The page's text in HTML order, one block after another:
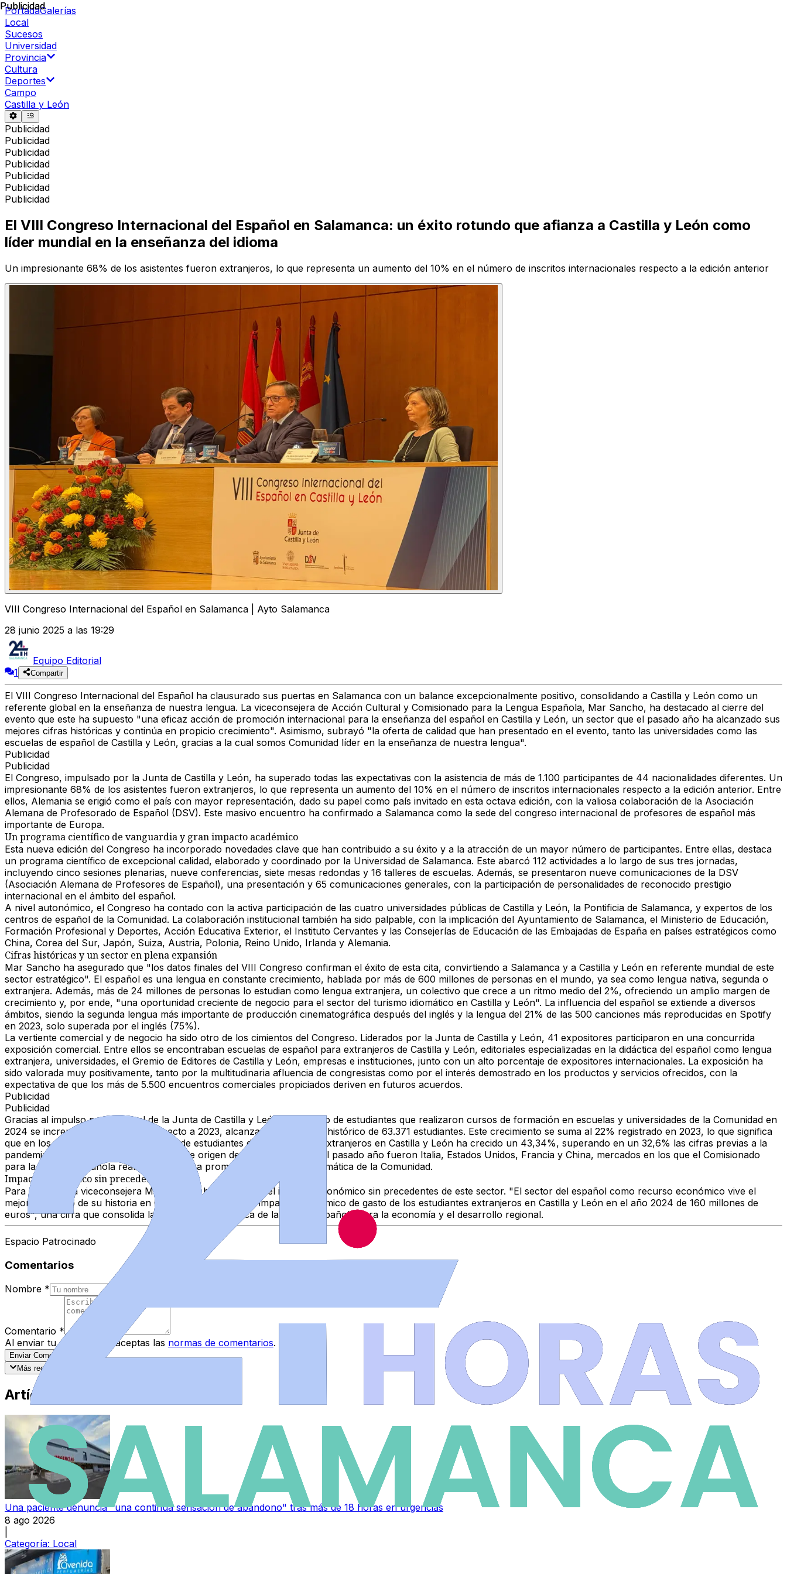
PortadaGalerías
Local
Sucesos
Universidad
Provincia
Cultura
Deportes
Campo
Castilla y León
Publicidad
Publicidad
Publicidad
Publicidad
Publicidad
Publicidad
Publicidad
Publicidad
El VIII Congreso Internacional del Español en Salamanca: un éxito rotundo que afianza a Castilla y León como
líder mundial en la enseñanza del idioma
Un impresionante 68% de los asistentes fueron extranjeros, lo que representa un aumento del 10% en el número de inscritos internacionales respecto a la edición anterior
VIII Congreso Internacional del Español en Salamanca | Ayto Salamanca
28 junio 2025 a las 19:29
Equipo Editorial
1
Compartir
El VIII Congreso Internacional del Español ha clausurado sus puertas en Salamanca con un balance excepcionalmente positivo, consolidando a Castilla y León como un
referente global en la enseñanza de nuestra lengua. La viceconsejera de Acción Cultural y Comisionado para la Lengua Española, Mar Sancho, ha destacado al cierre del
evento que este ha supuesto "una eficaz acción de promoción internacional para la enseñanza del español en Castilla y León, un sector que el pasado año ha alcanzado sus
mejores cifras históricas y continúa en propicio crecimiento". Asimismo, subrayó "la oferta de calidad que han presentado en el evento, tanto las universidades como las
escuelas de español de Castilla y León, gracias a la cual somos Comunidad líder en la enseñanza de nuestra lengua".
Publicidad
Publicidad
El Congreso, impulsado por la Junta de Castilla y León, ha superado todas las expectativas con la asistencia de más de 1.100 participantes de 44 nacionalidades diferentes. Un
impresionante 68% de los asistentes fueron extranjeros, lo que representa un aumento del 10% en el número de inscritos internacionales respecto a la edición anterior. Entre
ellos, Alemania se erigió como el país con mayor representación, dado su papel como país invitado en esta octava edición, con la valiosa colaboración de la Asociación
Alemana de Profesorado de Español (DSV). Este masivo encuentro ha confirmado a Salamanca como la sede del congreso internacional de profesores de español más
importante de Europa.
Un programa científico de vanguardia y gran impacto académico
Esta nueva edición del Congreso ha incorporado novedades clave que han contribuido a su éxito y a la atracción de un mayor número de participantes. Entre ellas, destaca
un programa científico de excepcional calidad, elaborado y coordinado por la Universidad de Salamanca. Este abarcó 112 actividades a lo largo de sus tres jornadas,
incluyendo cinco sesiones plenarias, nueve conferencias, siete mesas redondas y 16 talleres de escuelas. Además, se presentaron nueve comunicaciones de la DSV
(Asociación Alemana de Profesores de Español), una presentación y 65 comunicaciones generales, con la participación de personalidades de reconocido prestigio
internacional en el ámbito del español.
A nivel autonómico, el Congreso ha contado con la activa participación de las cuatro universidades públicas de Castilla y León, la Pontificia de Salamanca, y expertos de los
centros de español de la Comunidad. La colaboración institucional también ha sido palpable, con la implicación del Ayuntamiento de Salamanca, el Ministerio de Educación,
Formación Profesional y Deportes, Acción Educativa Exterior, el Instituto Cervantes y las Consejerías de Educación de las Embajadas de España en países estratégicos como
China, Corea del Sur, Japón, Suiza, Austria, Polonia, Reino Unido, Irlanda y Alemania.
Cifras históricas y un sector en plena expansión
Mar Sancho ha asegurado que "los datos finales del VIII Congreso confirman el éxito de esta cita, convirtiendo a Salamanca y a Castilla y León en referente mundial de este
sector estratégico". El español es una lengua en constante crecimiento, hablada por más de 600 millones de personas en el mundo, ya sea como lengua nativa, segunda o
extranjera. Además, más de 24 millones de personas lo estudian como lengua extranjera, un colectivo que crece a un ritmo medio del 2%, ofreciendo un amplio margen de
crecimiento y, por ende, "una oportunidad creciente de negocio para el sector del turismo idiomático en Castilla y León". La influencia del español se extiende a diversos
ámbitos, siendo la segunda lengua más importante de producción cinematográfica después del inglés y la lengua del 21% de las 500 canciones más reproducidas en Spotify
en 2023, solo superada por el inglés (75%).
La vertiente comercial y de negocio ha sido otro de los cimientos del Congreso. Liderados por la Junta de Castilla y León, 41 expositores participaron en una concurrida
exposición comercial. Entre ellos se encontraban escuelas de español para extranjeros de Castilla y León, editoriales especializadas en la didáctica del español como lengua
extranjera, universidades, el Gremio de Editores de Castilla y León, empresas e instituciones, junto con un alto porcentaje de expositores internacionales. La exposición ha
sido valorada muy positivamente, tanto por la multitudinaria afluencia de congresistas como por el interés demostrado en los productos y servicios ofrecidos, con la
expectativa de que los más de 5.500 encuentros comerciales propiciados deriven en futuros acuerdos.
Publicidad
Publicidad
Gracias al impulso promocional de la Junta de Castilla y León, el número de estudiantes que realizaron cursos de formación en escuelas y universidades de la Comunidad en
2024 se incrementó un 21,34% respecto a 2023, alcanzando un récord histórico de 63.371 estudiantes. Este crecimiento se suma al 22% registrado en 2023, lo que significa
que en los dos últimos años el número de estudiantes de español para extranjeros en Castilla y León ha crecido un 43,34%, superando en un 32,6% las cifras previas a la
pandemia (2019). Los principales países de origen de estos estudiantes el pasado año fueron Italia, Estados Unidos, Francia y China, mercados en los que el Comisionado
para la Lengua Española realiza una intensa promoción de la oferta idiomática de la Comunidad.
Impacto económico sin precedentes
Para concluir, la viceconsejera Mar Sancho ha subrayado el impacto económico sin precedentes de este sector. "El sector del español como recurso económico vive el
mejor momento de su historia en Castilla y León, con un impacto económico de gasto de los estudiantes extranjeros en Castilla y León en el año 2024 de 160 millones de
euros", una cifra que consolida la relevancia estratégica de la lengua española para la economía y el desarrollo regional.
Espacio Patrocinado
Comentarios
Nombre *
Comentario *
Al enviar tu comentario, aceptas las normas de comentarios.
Enviar Comentario
Más recientes
Artículos Destacados
Una paciente denuncia "una continua sensación de abandono" tras más de 18 horas en urgencias
8 ago 2026
Categoría: Local
Publicidad